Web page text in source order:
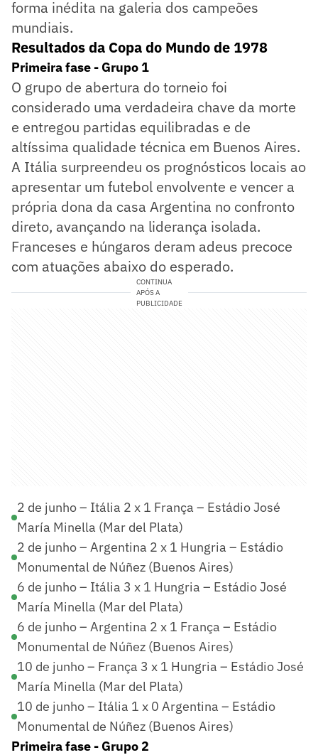
forma inédita na galeria dos campeões
mundiais.
Resultados da Copa do Mundo de 1978
Primeira fase - Grupo 1
O grupo de abertura do torneio foi
considerado uma verdadeira chave da morte
e entregou partidas equilibradas e de
altíssima qualidade técnica em Buenos Aires.
A Itália surpreendeu os prognósticos locais ao
apresentar um futebol envolvente e vencer a
própria dona da casa Argentina no confronto
direto, avançando na liderança isolada.
Franceses e húngaros deram adeus precoce
com atuações abaixo do esperado.
CONTINUA
APÓS A
PUBLICIDADE
2 de junho – Itália 2 x 1 França – Estádio José
María Minella (Mar del Plata)
2 de junho – Argentina 2 x 1 Hungria – Estádio
Monumental de Núñez (Buenos Aires)
6 de junho – Itália 3 x 1 Hungria – Estádio José
María Minella (Mar del Plata)
6 de junho – Argentina 2 x 1 França – Estádio
Monumental de Núñez (Buenos Aires)
10 de junho – França 3 x 1 Hungria – Estádio José
María Minella (Mar del Plata)
10 de junho – Itália 1 x 0 Argentina – Estádio
Monumental de Núñez (Buenos Aires)
Primeira fase - Grupo 2